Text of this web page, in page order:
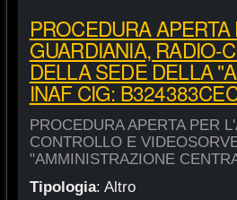
PROCEDURA
GUARDIANIA, RADIO-
DELLA SEDE DELLA
INAF CIG:
PROCEDURA APERTA PER
CONTROLLO E
"AMMINISTRAZIONE
Tipologia: Altro